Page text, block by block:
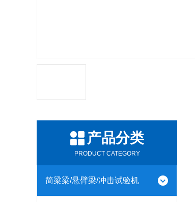
产品分类
PRODUCT CATEGORY
简梁梁/悬臂梁/冲击试验机